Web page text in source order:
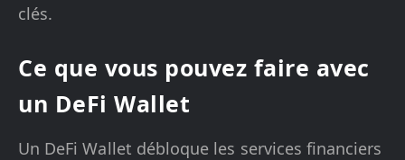
clés.
Ce que vous pouvez faire avec
un DeFi Wallet
Un DeFi Wallet débloque les services financiers